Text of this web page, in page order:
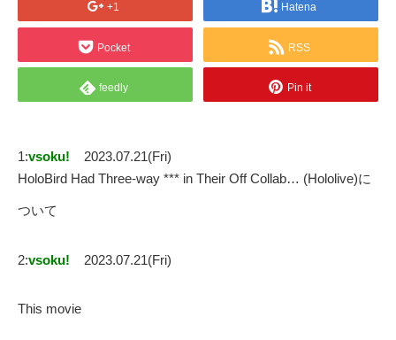
+1 Hatena
Pocket RSS
feedly Pin it
1:vsoku!
2023.07.21(Fri)
HoloBird Had Three-way *** in Their Off Collab… (Hololive)に
ついて
2:vsoku! 2023.07.21(Fri)
This movie